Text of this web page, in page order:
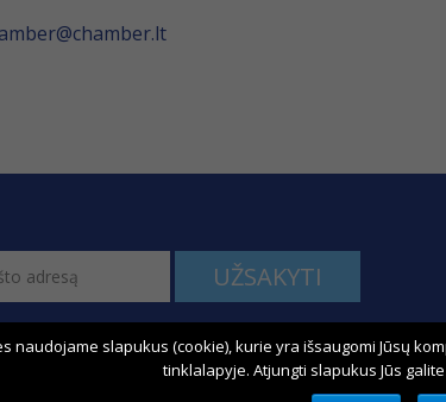
UŽSAKYTI
Bendraukime:
naudojame slapukus (cookie), kurie yra išsaugomi Jūsų
tinklalapyje. Atjungti slapukus Jūs